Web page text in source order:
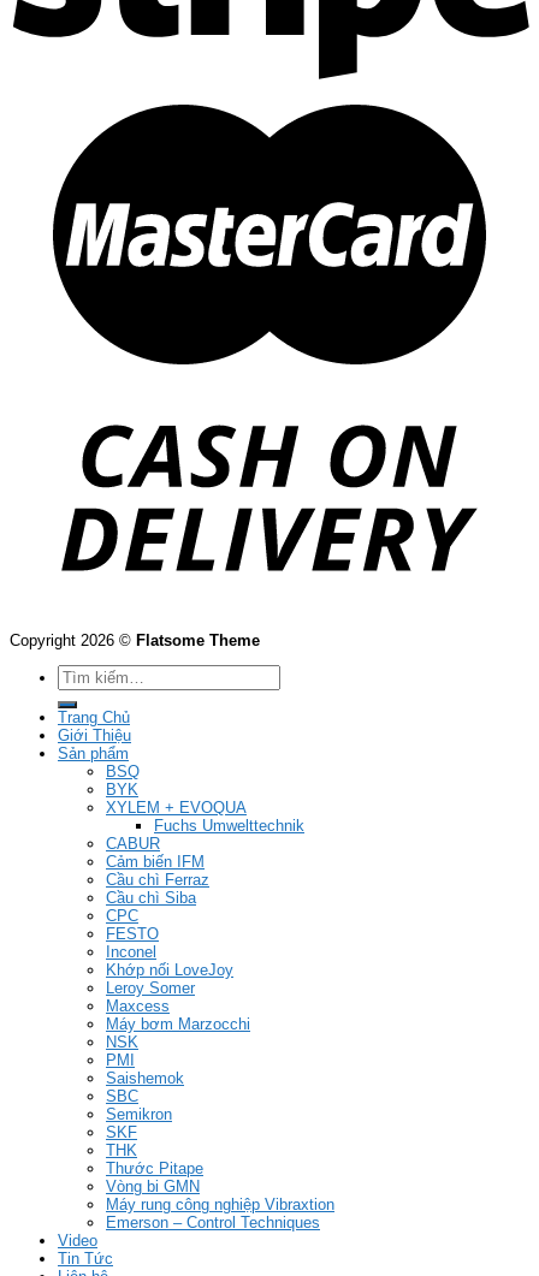
Copyright 2026 © Flatsome Theme
Tìm
kiếm:
Trang Chủ
Giới Thiệu
Sản phẩm
BSQ
BYK
XYLEM + EVOQUA
Fuchs Umwelttechnik
CABUR
Cảm biến IFM
Cầu chì Ferraz
Cầu chì Siba
CPC
FESTO
Inconel
Khớp nối LoveJoy
Leroy Somer
Maxcess
Máy bơm Marzocchi
NSK
PMI
Saishemok
SBC
Semikron
SKF
THK
Thước Pitape
Vòng bi GMN
Máy rung công nghiệp Vibraxtion
Emerson – Control Techniques
Video
Tin Tức